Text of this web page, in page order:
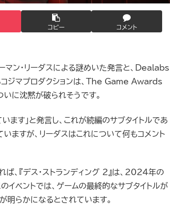
コピー コメント
マン・リーダスによる謎めいた発言と、Dealabs
コジマプロダクションは、The Game Awards
に沈黙が破られそうです。
ます」と発言し、これが続編のサブタイトルであ
ますが、リーダスはこれについて何もコメント
、『デス・ストランディング 2』は、2024年の
ベントでは、ゲームの最終的なサブタイトルが
明らかになるとされています。